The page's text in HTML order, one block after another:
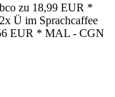
zu 18,99 EUR *
Ü im Sprachcaffee
EUR * MAL - CGN